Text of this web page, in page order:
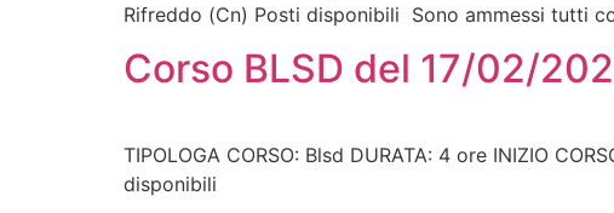
Rifreddo (Cn) Posti disponibili Sono ammessi tutti
Corso BLSD del 17/02/
TIPOLOGA CORSO: Blsd DURATA: 4 ore INIZIO
disponibili